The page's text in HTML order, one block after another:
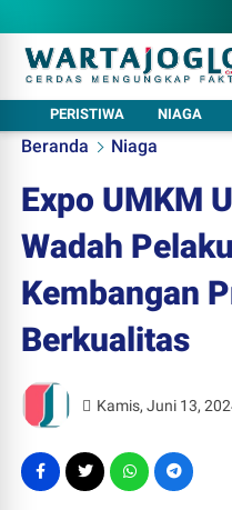
PERISTIWA NIAGA
Beranda Niaga
Expo UMKM
Wadah
Kembangan
Berkualitas
Kamis, Juni 13,